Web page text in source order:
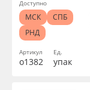
Артикул
о1382
Ед.
упак
Доступно
МСК
СПБ
РНД